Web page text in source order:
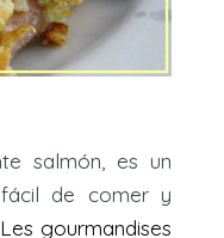
salmón, es un
fácil de comer y
Les gourmandises